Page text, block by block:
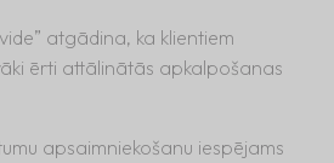
atgādina, ka klientiem
ērti attālinātās apkalpošanas
apsaimniekošanu iespējams